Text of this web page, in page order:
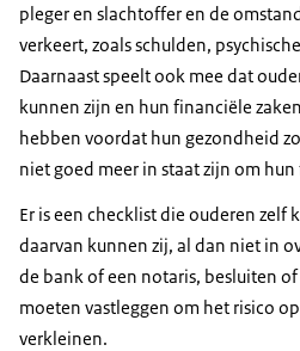
pleger en slachtoffer en de
verkeert, zoals schulden,
Daarnaast speelt ook mee dat
kunnen zijn en hun financiële
hebben voordat hun gezondheid
niet goed meer in staat zijn om
Er is een checklist die ouderen zelf
daarvan kunnen zij, al dan niet in
de bank of een notaris, besluiten
moeten vastleggen om het risico
verkleinen.